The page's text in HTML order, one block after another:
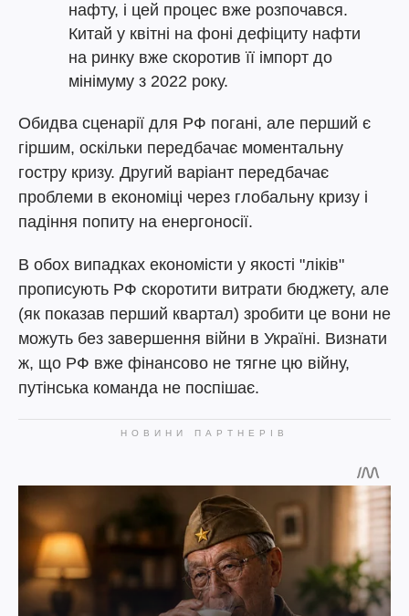
нафту, і цей процес вже розпочався.
Китай у квітні на фоні дефіциту нафти
на ринку вже скоротив її імпорт до
мінімуму з 2022 року.
Обидва сценарії для РФ погані, але перший є
гіршим, оскільки передбачає моментальну
гостру кризу. Другий варіант передбачає
проблеми в економіці через глобальну кризу і
падіння попиту на енергоносії.
В обох випадках економісти у якості "ліків"
прописують РФ скоротити витрати бюджету, але
(як показав перший квартал) зробити це вони не
можуть без завершення війни в Україні. Визнати
ж, що РФ вже фінансово не тягне цю війну,
путінська команда не поспішає.